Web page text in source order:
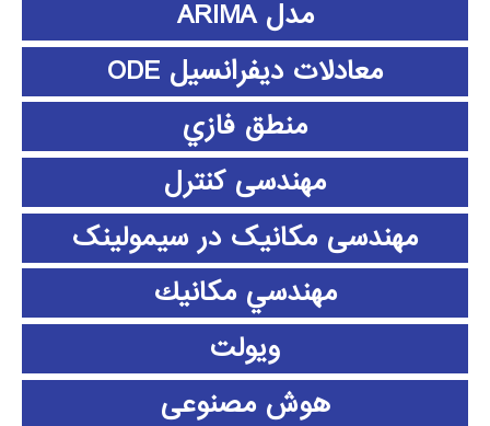
مدل ARIMA
معادلات دیفرانسیل ODE
منطق فازي
مهندسی کنترل
مهندسی مکانیک در سیمولینک
مهندسي مكانيك
ویولت
هوش مصنوعی